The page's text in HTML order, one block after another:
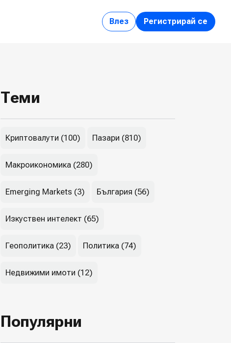
Влез Регистрирай се
Теми
Криптовалути (100) Пазари (810)
Макроикономика (280)
Emerging Markets (3) България (56)
Изкуствен интелект (65)
Геополитика (23) Политика (74)
Недвижими имоти (12)
Популярни